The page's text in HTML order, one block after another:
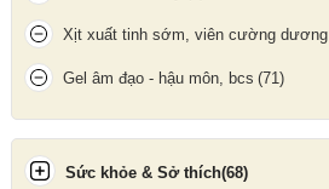
Xịt xuất tinh sớm, viên cường dương
Gel âm đạo - hậu môn, bcs (71)
Sức khỏe & Sở thích(68)